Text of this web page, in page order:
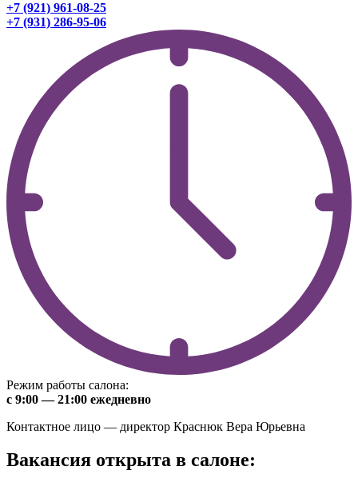
+7 (921) 961-08-25
+7 (931) 286-95-06
Режим работы салона:
с 9:00 — 21:00 ежедневно
Контактное лицо — директор Краснюк Вера Юрьевна
Вакансия открыта в салоне: